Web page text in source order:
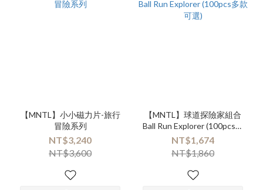
【MNTL】小小磁力片-旅行
冒險系列
NT$3,240
NT$3,600
【MNTL】球道探險家組合
Ball Run Explorer (100pcs多
款可選)
NT$1,674
NT$1,860